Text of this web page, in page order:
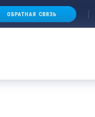
ОБРАТНАЯ СВЯЗЬ